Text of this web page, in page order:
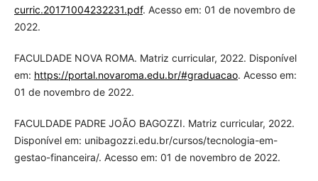
curric.20171004232231.pdf. Acesso em: 01 de novembro de
2022.
FACULDADE NOVA ROMA. Matriz curricular, 2022. Disponível
em: https://portal.novaroma.edu.br/#graduacao. Acesso em:
01 de novembro de 2022.
FACULDADE PADRE JOÃO BAGOZZI. Matriz curricular, 2022.
Disponível em: unibagozzi.edu.br/cursos/tecnologia-em-
gestao-financeira/. Acesso em: 01 de novembro de 2022.